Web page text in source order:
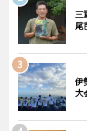
三
尾
伊
大